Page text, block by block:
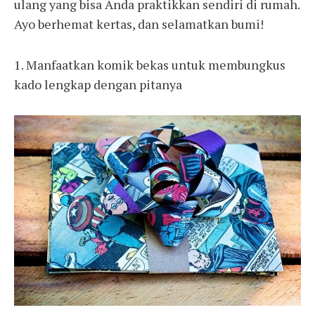
ulang yang bisa Anda praktikkan sendiri di rumah.
Ayo berhemat kertas, dan selamatkan bumi!
1. Manfaatkan komik bekas untuk membungkus
kado lengkap dengan pitanya